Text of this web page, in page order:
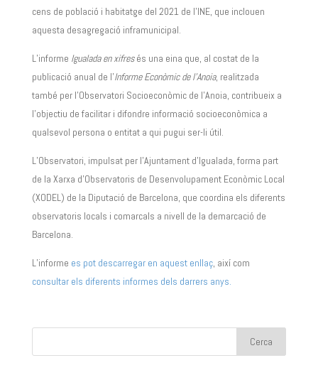
cens de població i habitatge del 2021 de l’INE, que inclouen
aquesta desagregació inframunicipal.
L’informe Igualada en xifresés una eina que, al costat de la
publicació anual de l’Informe Econòmic de l’Anoia, realitzada
també per l’Observatori Socioeconòmic de l’Anoia, contribueix a
l’objectiu de facilitar i difondre informació socioeconòmica a
qualsevol persona o entitat a qui pugui ser-li útil.
L’Observatori, impulsat per l’Ajuntament d’Igualada, forma part
de la Xarxa d’Observatoris de Desenvolupament Econòmic Local
(XODEL) de la Diputació de Barcelona, que coordina els diferents
observatoris locals i comarcals a nivell de la demarcació de
Barcelona.
L’informe es pot descarregar en aquest enllaç, així com
consultar els diferents informes dels darrers anys.